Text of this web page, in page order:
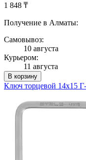
1 848 ₸
Получение в Алматы:
Самовывоз:
10 августа
Курьером:
11 августа
В корзину
Ключ торцевой 14х15